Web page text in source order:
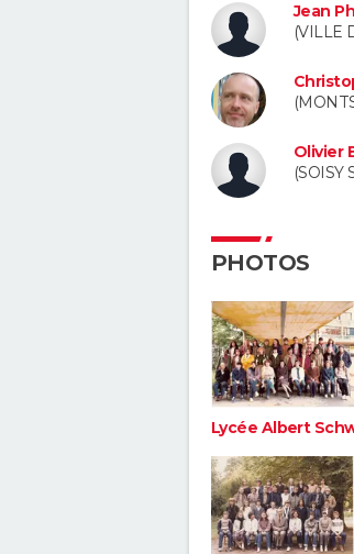
Jean
(VILLE
Olivier
(SOISY
PHOTOS
Lycée Albert